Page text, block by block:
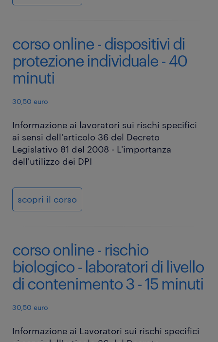
corso online - dispositivi di
protezione individuale - 40
minuti
30,50 euro
Informazione ai lavoratori sui rischi specifici
ai sensi dell'articolo 36 del Decreto
Legislativo 81 del 2008 - L'importanza
dell'utilizzo dei DPI
scopri il corso
corso online - rischio
biologico - laboratori di livello
di contenimento 3 - 15 minuti
30,50 euro
Informazione ai Lavoratori sui rischi specifici